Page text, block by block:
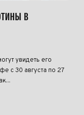
в
увидеть его
с 30 августа по 27